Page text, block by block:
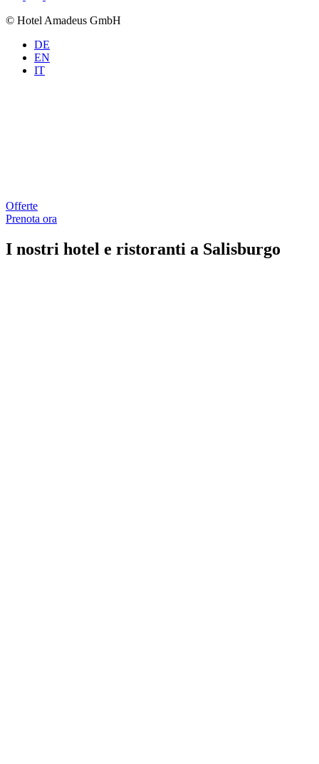
© Hotel Amadeus GmbH
DE
EN
IT
Offerte
Prenota ora
I nostri hotel e ristoranti a Salisburgo